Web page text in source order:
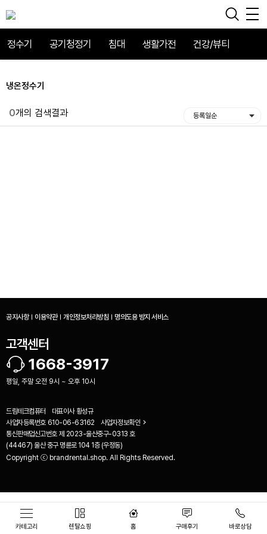
정수기 공기청정기 침대 생활가전 건강/뷰티
냉온정수기
0개의 검색결과 등록일순
공지사항 이용약관 개인정보처리방침 명의도용 방지 서비스
고객센터
1668-3917
평일, 주말 오전 9시 ~ 오후 10시
드림테크컴퓨터 대표이사 황성규
사업자등록번호 610-06-63162
사업자정보확인
통신판매업신고번호 제 2023-울산중구-0313 호
(44467) 울산 중구 명륜로 104 1층 (우정동)
Copyright ⓒ brandrental.shop. All Rights Reserved.
카테고리 렌탈쇼핑 홈 구매후기 바로상담